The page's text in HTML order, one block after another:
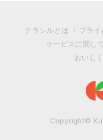
クラシルとは プラ
サービスに関し
おいし
Copyright©